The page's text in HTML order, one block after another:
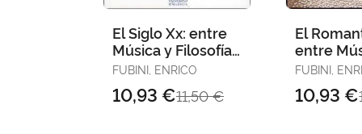
El Siglo Xx: entre
Música y Filosofía,
2A Ed.
FUBINI, ENRICO
11,50 €
10,93 €
El
entre
Filosofía
FUBINI,
10,93 €